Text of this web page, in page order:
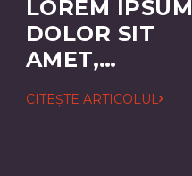
LOREM IPSUM
DOLOR SIT
AMET,
ADIPISCING
CITEȘTE ARTICOLUL